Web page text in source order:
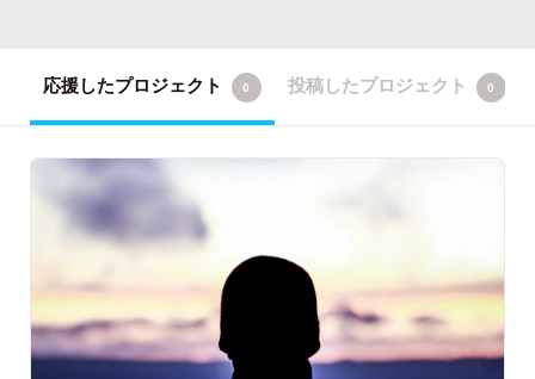
応援したプロジェクト 0 投稿したプロジェクト 0